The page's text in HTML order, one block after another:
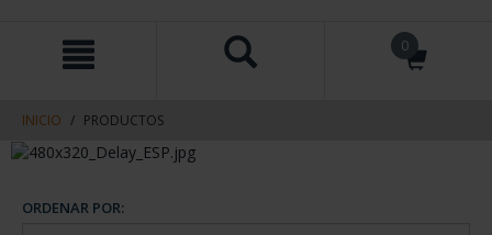
contenido
navegacin
0
INICIO PRODUCTOS
ORDENAR POR: